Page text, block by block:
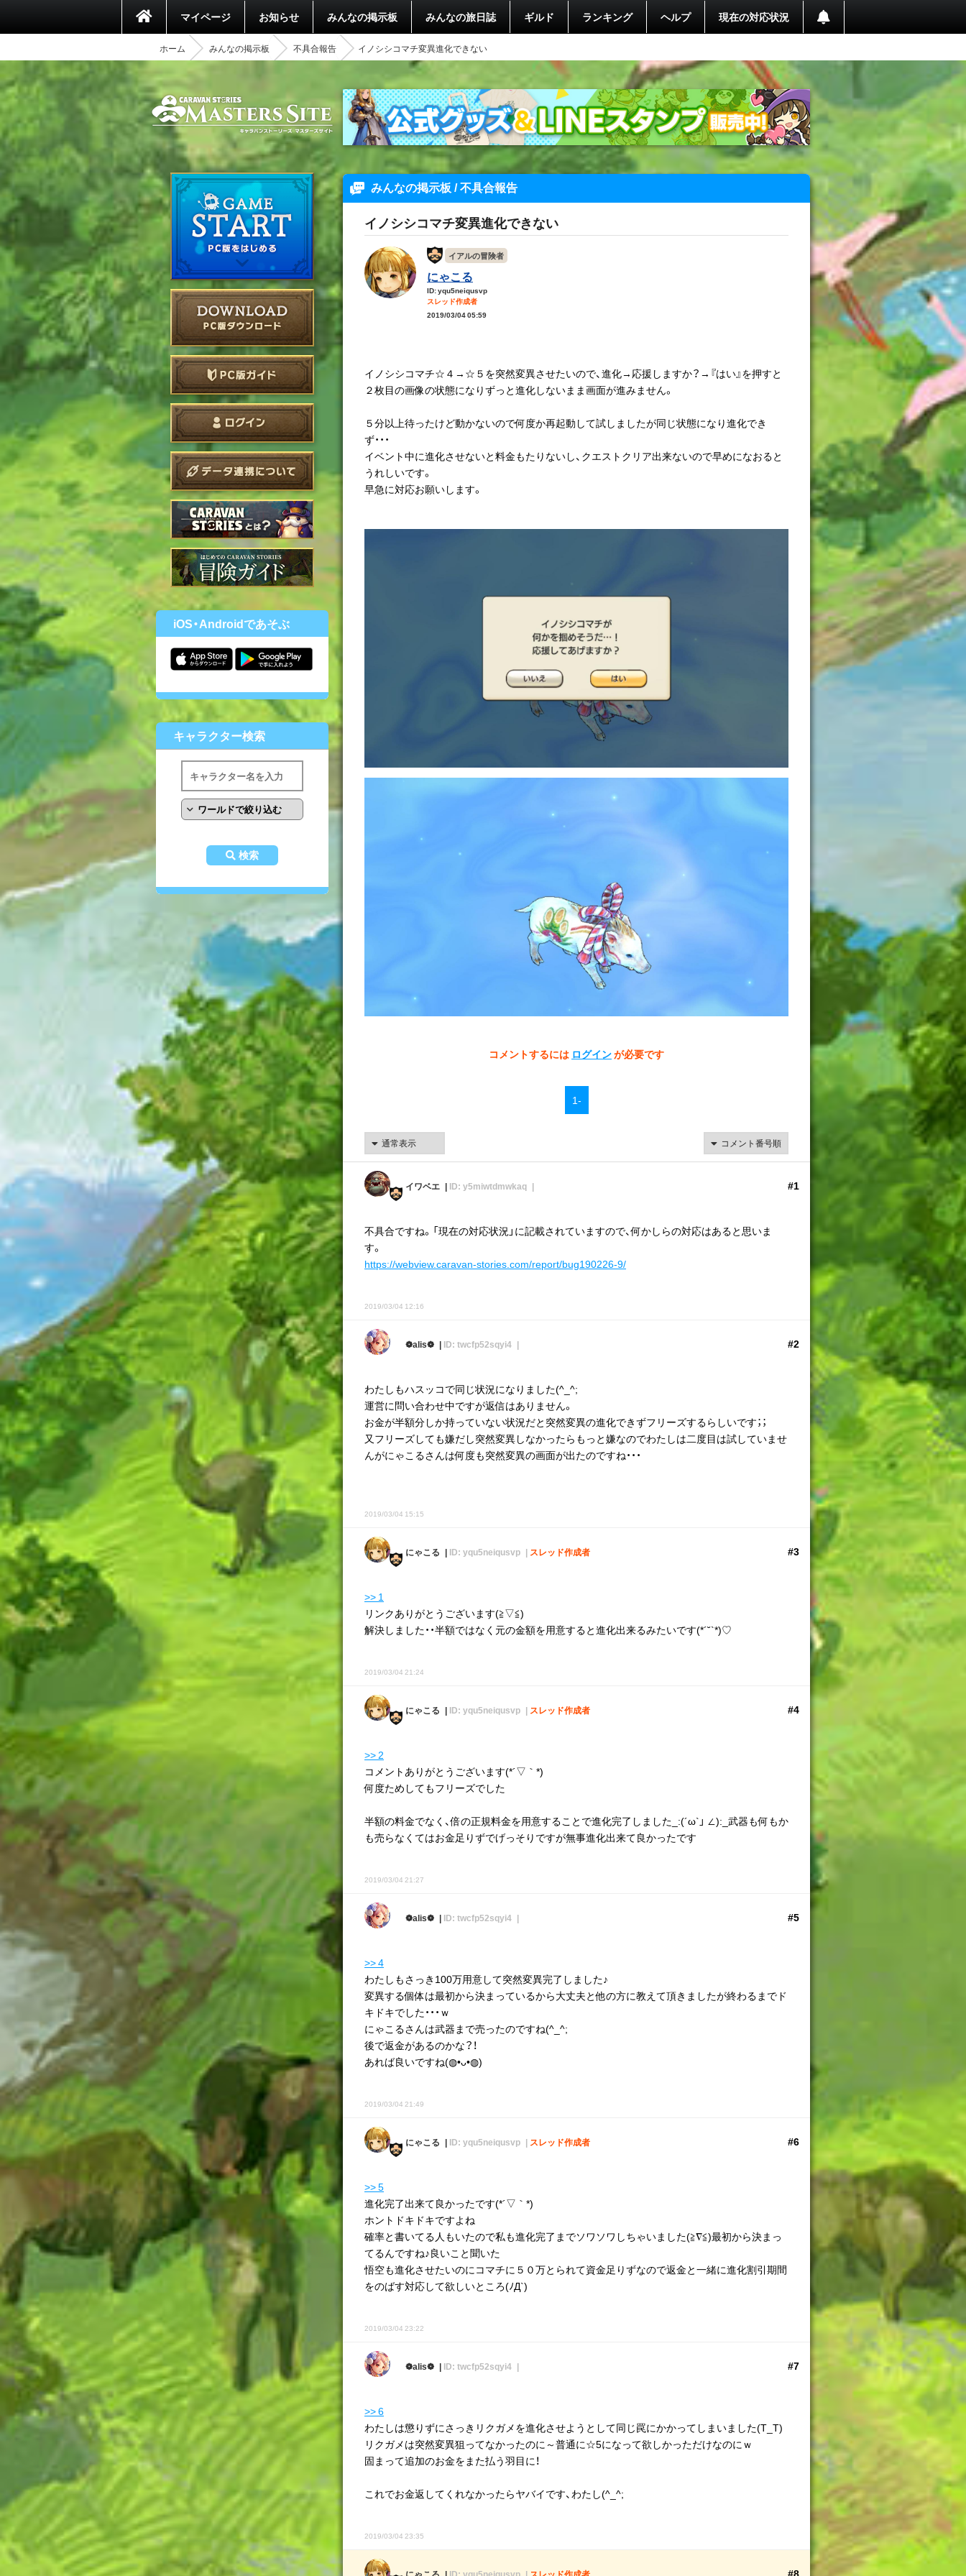
マイページ お知らせ みんなの掲示板 みんなの旅日誌 ギルド ランキング ヘルプ 現在の対応状況
ホーム みんなの掲示板 不具合報告 イノシシコマチ変異進化できない
iOS・Androidであそぶ
キャラクター検索
検索
みんなの掲示板 / 不具合報告
イノシシコマチ変異進化できない
イアルの冒険者
にゃこる
ID: yqu5neiqusvp
スレッド作成者
2019/03/04 05:59
イノシシコマチ☆４→☆５を突然変異させたいので、進化→応援しますか？→『はい』を押すと
２枚目の画像の状態になりずっと進化しないまま画面が進みません。
５分以上待ったけど動かないので何度か再起動して試しましたが同じ状態になり進化でき
ず・・・
イベント中に進化させないと料金もたりないし、クエストクリア出来ないので早めになおると
うれしいです。
早急に対応お願いします。
コメントするには ログインが必要です
1-
イワベエ ID: y5miwtdmwkaq #1
不具合ですね。「現在の対応状況」に記載されていますので、何かしらの対応はあると思いま
す。
https://webview.caravan-stories.com/report/bug190226-9/
2019/03/04 12:16
❁alis❁ ID: twcfp52sqyi4 #2
わたしもハスッコで同じ状況になりました(^_^;
運営に問い合わせ中ですが返信はありません。
お金が半額分しか持っていない状況だと突然変異の進化できずフリーズするらしいです；；
又フリーズしても嫌だし突然変異しなかったらもっと嫌なのでわたしは二度目は試していませ
んがにゃこるさんは何度も突然変異の画面が出たのですね・・・
2019/03/04 15:15
にゃこる ID: yqu5neiqusvp スレッド作成者 #3
>> 1
リンクありがとうございます(≧▽≦)
解決しました・・半額ではなく元の金額を用意すると進化出来るみたいです(*´˘`*)♡
2019/03/04 21:24
にゃこる ID: yqu5neiqusvp スレッド作成者 #4
>> 2
コメントありがとうございます(*´▽｀*)
何度ためしてもフリーズでした
半額の料金でなく、倍の正規料金を用意することで進化完了しました_:(´ω`」 ∠):_武器も何もか
も売らなくてはお金足りずでげっそりですが無事進化出来て良かったです
2019/03/04 21:27
❁alis❁ ID: twcfp52sqyi4 #5
>> 4
わたしもさっき100万用意して突然変異完了しました♪
変異する個体は最初から決まっているから大丈夫と他の方に教えて頂きましたが終わるまでド
キドキでした・・・ｗ
にゃこるさんは武器まで売ったのですね(^_^;
後で返金があるのかな？！
あれば良いですね(◍•ᴗ•◍)
2019/03/04 21:49
にゃこる ID: yqu5neiqusvp スレッド作成者 #6
>> 5
進化完了出来て良かったです(*´▽｀*)
ホントドキドキですよね
確率と書いてる人もいたので私も進化完了までソワソワしちゃいました(≧∇≦)最初から決まっ
てるんですね♪良いこと聞いた
悟空も進化させたいのにコマチに５０万とられて資金足りずなので返金と一緒に進化割引期間
をのばす対応して欲しいところ(ﾉД`)
2019/03/04 23:22
❁alis❁ ID: twcfp52sqyi4 #7
>> 6
わたしは懲りずにさっきリクガメを進化させようとして同じ罠にかかってしまいました(T_T)
リクガメは突然変異狙ってなかったのに～普通に☆5になって欲しかっただけなのにｗ
固まって追加のお金をまた払う羽目に！
これでお金返してくれなかったらヤバイです、わたし(^_^;
2019/03/04 23:35